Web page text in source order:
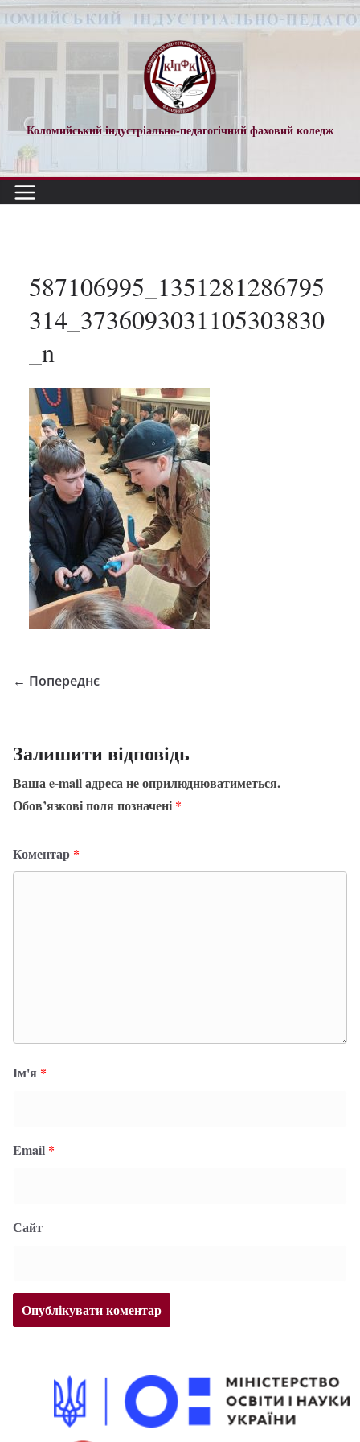
Перейти
до
Коломийський індустріально-педагогічний фаховий коледж
587106995_1351281286795
314_3736093031105303830
_n
← Попереднє
Залишити відповідь
Ваша e-mail адреса не оприлюднюватиметься.
Обов’язкові поля позначені *
Коментар *
Ім'я *
Email *
Сайт